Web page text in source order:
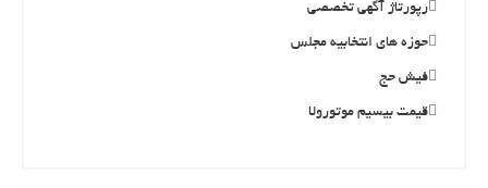
رپورتاژ آگهی تخصصی
حوزه های انتخابیه مجلس
فیش حج
قیمت بیسیم موتورولا